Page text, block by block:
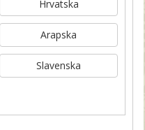
Hrvatska
Arapska
Slavenska